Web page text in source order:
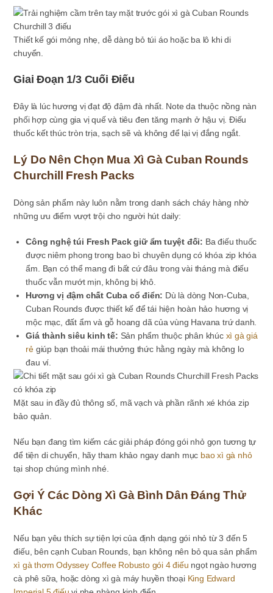
Thiết kế gói mỏng nhẹ, dễ dàng bỏ túi áo hoặc ba lô khi di
chuyển.
Giai Đoạn 1/3 Cuối Điếu
Đây là lúc hương vị đạt độ đậm đà nhất. Note da thuộc nồng nàn
phối hợp cùng gia vị quế và tiêu đen tăng mạnh ở hậu vị. Điếu
thuốc kết thúc tròn trịa, sạch sẽ và không để lại vị đắng ngắt.
Lý Do Nên Chọn Mua Xì Gà Cuban Rounds
Churchill Fresh Packs
Dòng sản phẩm này luôn nằm trong danh sách cháy hàng nhờ
những ưu điểm vượt trội cho người hút daily:
Công nghệ túi Fresh Pack giữ ẩm tuyệt đối: Ba điếu thuốc
được niêm phong trong bao bì chuyên dụng có khóa zip khóa
ẩm. Bạn có thể mang đi bất cứ đâu trong vài tháng mà điếu
thuốc vẫn mướt mịn, không bị khô.
Hương vị đậm chất Cuba cổ điển: Dù là dòng Non-Cuba,
Cuban Rounds được thiết kế để tái hiện hoàn hảo hương vị
mộc mạc, đất ẩm và gỗ hoang dã của vùng Havana trứ danh.
Giá thành siêu kinh tế: Sản phẩm thuộc phân khúc xì gà giá
rẻ giúp bạn thoải mái thưởng thức hằng ngày mà không lo
đau ví.
Mặt sau in đầy đủ thông số, mã vạch và phần rãnh xé khóa zip
bảo quản.
Nếu bạn đang tìm kiếm các giải pháp đóng gói nhỏ gọn tương tự
để tiện di chuyển, hãy tham khảo ngay danh mục bao xì gà nhỏ
tại shop chúng mình nhé.
Gợi Ý Các Dòng Xì Gà Bình Dân Đáng Thử
Khác
Nếu bạn yêu thích sự tiện lợi của định dạng gói nhỏ từ 3 đến 5
điếu, bên cạnh Cuban Rounds, bạn không nên bỏ qua sản phẩm
xì gà thơm Odyssey Coffee Robusto gói 4 điếu ngọt ngào hương
cà phê sữa, hoặc dòng xì gà máy huyền thoại King Edward